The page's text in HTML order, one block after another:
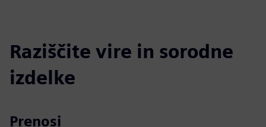
Raziščite vire in sorodne
izdelke
Prenosi